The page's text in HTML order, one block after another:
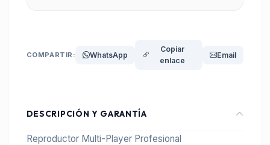
COMPARTIR: WhatsApp
Copiar
enlace
Email
DESCRIPCIÓN Y GARANTÍA
Reproductor Multi-Player Profesional